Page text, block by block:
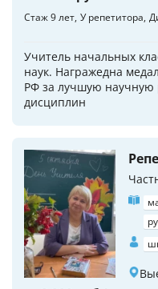
Стаж 9 лет У репетитора
Учитель начальных
наук. Награжедна
РФ за лучшую научную
дисциплин